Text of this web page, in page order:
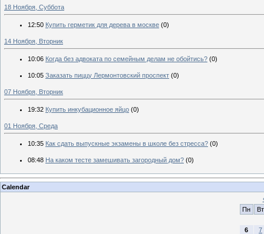
18 Ноября, Суббота
12:50 Купить герметик для дерева в москве (0)
14 Ноября, Вторник
10:06 Когда без адвоката по семейным делам не обойтись? (0)
10:05 Заказать пиццу Лермонтовский проспект (0)
07 Ноября, Вторник
19:32 Купить инкубационное яйцо (0)
01 Ноября, Среда
10:35 Как сдать выпускные экзамены в школе без стресса? (0)
08:48 На каком тесте замешивать загородный дом? (0)
Calendar
Пн
Вт
6
7